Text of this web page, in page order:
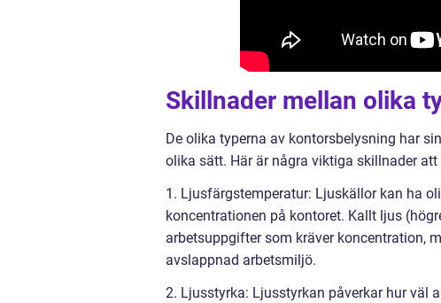
Skillnader mellan olika
De olika typerna av kontorsbelysning har
olika sätt. Här är några viktiga skillnader att
1. Ljusfärgstemperatur: Ljuskällor kan ha
koncentrationen på kontoret. Kallt ljus
arbetsuppgifter som kräver koncentration,
avslappnad arbetsmiljö.
2. Ljusstyrka: Ljusstyrkan påverkar hur väl